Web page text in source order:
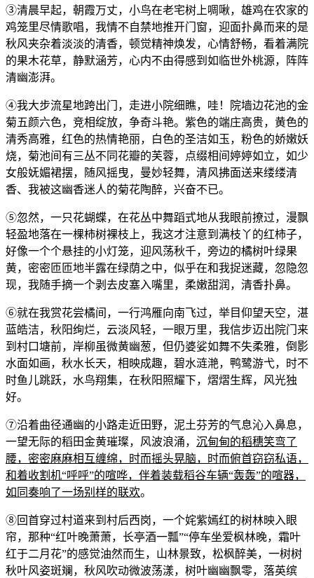
③清晨早起，朝霞万丈，小鸟在老宅树上啁啾，雄鸡在农家的
鸡笼里尽情歌唱，我情不自禁地推开门窗，迎面扑鼻而来的是
秋风夹杂着淡淡的清香，顿觉精神焕发，心情舒畅，看着满院
的果木花草，静默涵芳，心内不由得感到如临世外桃源，阵阵
清幽澎湃。
④我大步流星地跨出门，走进小院细瞧，哇！院墙边花池的金
菊五颜六色，竞相绽放，争奇斗艳。紫色的端庄高贵，黄色的
清秀高雅，红色的热情艳丽，白色的圣洁如玉，粉色的娇嫩妖
烧，菊池间有三丛不同花瓣的芙蓉，点缀相间婷婷如立，如少
女般妩媚裙摆，随风摇曳，曼妙轻舞，清风拂面送来缕缕清
香、我被这幽香迷人的菊花陶醉，兴奋不已。
⑤忽然，一只花蝴蝶，在花丛中舞蹈式地从我眼前撩过，漫飘
轻盈地落在一棵柿树裸枝上，我这才注意到满枝丫的红柿子，
好像一个个悬挂的小灯笼，迎风荡秋千，旁边的橘树叶绿果
黄，密密匝匝地半露在绿荫之中，似乎在和我捉迷藏，忽隐忽
现，我随手摘一个剥去皮塞入嘴里，柔嫩甜润，清香扑鼻。
⑥就在我赏花尝橘间，一行鸿雁向南飞过，举目仰望天空，湛
蓝皓洁，秋阳绚烂，云淡风轻，一眼万里，我信步迈出院门来
到村口塘前，岸柳虽微黄幽葱，但仍婆娑如舞不失柔雅，倒影
水面如画，秋水长天，相映成趣，碧水涟滟，鸭鹭游弋，时不
时鱼儿跳跃，水鸟翔集，在秋阳照耀下，熠熠生辉，风光独
好。
⑦沿着曲径通幽的小路走近田野，泥土芬芳的气息沁入鼻息，
一望无际的稻田金黄璀璨，风波浪涌， 沉甸甸的稻穗笑弯了
腰，密密麻麻相互缠绵，时而摇头晃脑，时而俯首窃窃私语，
和着收割机“呼呼”的喧哗，伴着装载稻谷车辆“轰轰”的喧器，
如同奏响了一场别样的联欢。
⑧回首穿过村道来到村后西岗，一个姹紫嫣红的树林映入眼
帘，那种“红叶晚萧萧，长亭酒一瓢”“停车坐爱枫林晚，霜叶
红于二月花”的感觉油然而生，山林景致，松枫醉美，一树树
秋叶风姿斑斓，秋风吹动微波荡漾，树叶幽幽飘零，落英缤